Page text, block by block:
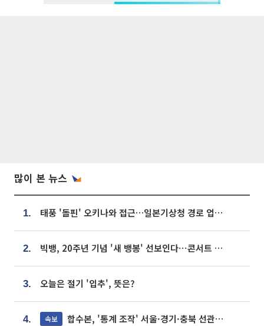
많이 본 뉴스
1. 태풍 '돌핀' 오키나와 접근…일본기상청 경로 업데이트
2. 빅뱅, 20주년 기념 '새 뱅봉' 선보인다⋯콘서트 앞두고 팝업 개최
3. 오늘은 절기 '입추', 뜻은?
4. 속보 합수본, '통계 조작' 서울·경기·충북 선관위 등 추가 압수수색